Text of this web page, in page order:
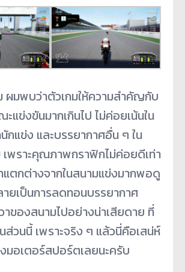
ผมพบว่าตัวเกมให้ความสำคัญกับ
แข่งขันมากเกินไป ไม่ค่อยเน้นใน
กแข่ง และบรรยากาศอื่น ๆ ใน
พราะคุณภาพกราฟิกไม่ค่อยดีเท่า
แตกต่างจากในสนามแข่งมากพอดู
ยเป็นการลดทอนบรรยากาศ
ของสนามไปอย่างน่าเสียดาย ที่
ส่วนนี้ เพราะจริง ๆ แล้วนี่คือเสน่ห์
มอเตอร์สปอร์ตเลยนะครับ